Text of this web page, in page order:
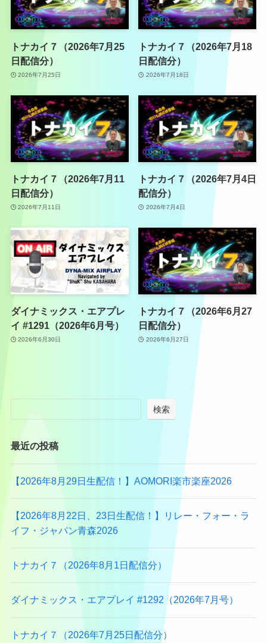
トナカイ７（2026年7月25
日配信分）
2026年7月25日
トナカイ７（2026年7月18
日配信分）
2026年7月18日
トナカイ７（2026年7月11
日配信分）
2026年7月11日
トナカイ７（2026年7月4日
配信分）
2026年7月4日
ダイナミックス・エアプレ
イ #1291（2026年6月号）
2026年6月30日
トナカイ７（2026年6月27
日配信分）
2026年6月27日
検索
最近の投稿
【2026年8月29日生配信！】AOMORI楽市楽座2026
【2026年8月22日、23日生配信！】リレー・フォー・ラ
イフ・ジャパン青森2026
トナカイ７（2026年8月1日配信分）
ダイナミックス・エアプレイ #1292（2026年7月号）
トナカイ７（2026年7月25日配信分）